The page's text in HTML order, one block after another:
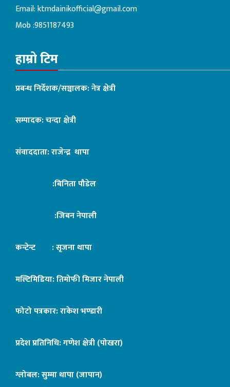
Email:ktmdainikofficial@gmail.com
Mob :9851187493
हाम्रो टिम
प्रबन्ध निर्देशक/सञ्चालक: नेत्र क्षेत्री
सम्पादक: चन्दा क्षेत्री
संवाददाता: राजेन्द्र थापा
:बिनिता पौडेल
:जिबन नेपाली
कन्टेन्ट : सृजना थापा
मल्टिमिडिया: तिमोफी मिजार नेपाली
फोटो पत्रकार: राकेश भण्डारी
प्रदेश प्रतिनिधि: गणेश क्षेत्री (पोखरा)
ग्लोबल: सुम्मा थापा (जापान)